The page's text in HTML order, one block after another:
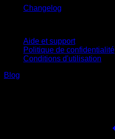
Changelog
Aide et support
Politique de confidentialité
Conditions d'utilisation
Blog